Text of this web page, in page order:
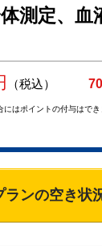
測定、血
（税込） 70
はポイントの付与はでき
ンの空き状